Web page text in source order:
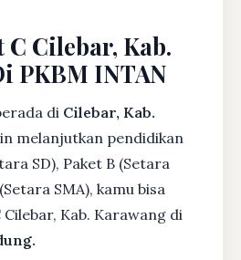
C Cilebar, Kab.
PKBM INTAN
di Cilebar, Kab.
melanjutkan pendidikan
SD), Paket B (Setara
SMA), kamu bisa
Kab. Karawang di